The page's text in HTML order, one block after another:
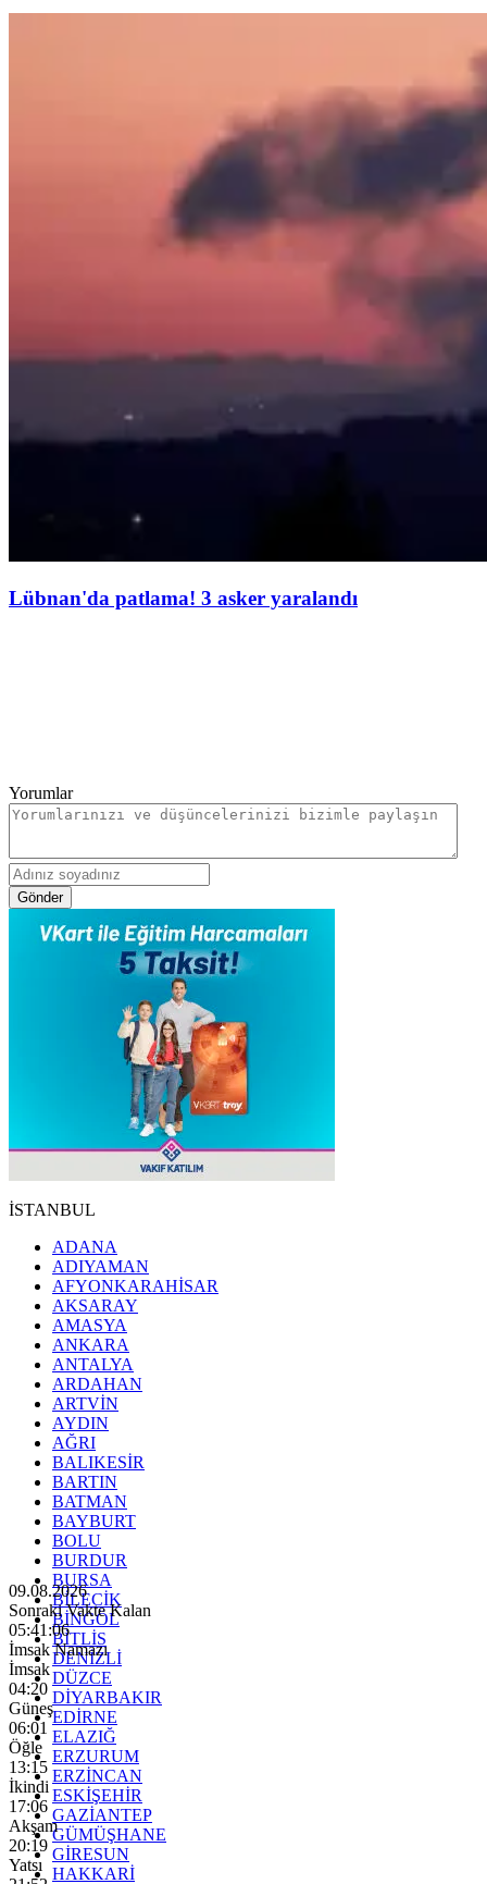
Lübnan'da patlama! 3 asker yaralandı
Yorumlar
Gönder
İSTANBUL
ADANA
ADIYAMAN
AFYONKARAHİSAR
AKSARAY
AMASYA
ANKARA
ANTALYA
ARDAHAN
ARTVİN
AYDIN
AĞRI
BALIKESİR
BARTIN
BATMAN
BAYBURT
BOLU
BURDUR
BURSA
BİLECİK
BİNGÖL
BİTLİS
DENİZLİ
DÜZCE
DİYARBAKIR
EDİRNE
ELAZIĞ
ERZURUM
ERZİNCAN
ESKİŞEHİR
GAZİANTEP
GÜMÜŞHANE
GİRESUN
HAKKARİ
09.08.2026
Sonraki Vakte Kalan
05:41:04
İmsak Namazı
İmsak
04:20
Güneş
06:01
Öğle
13:15
İkindi
17:06
Akşam
20:19
Yatsı